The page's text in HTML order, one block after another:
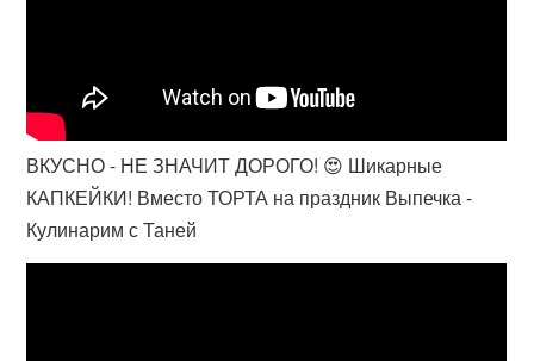
ВКУСНО - НЕ ЗНАЧИТ ДОРОГО! 😍 Шикарные
КАПКЕЙКИ! Вместо ТОРТА на праздник Выпечка -
Кулинарим с Таней